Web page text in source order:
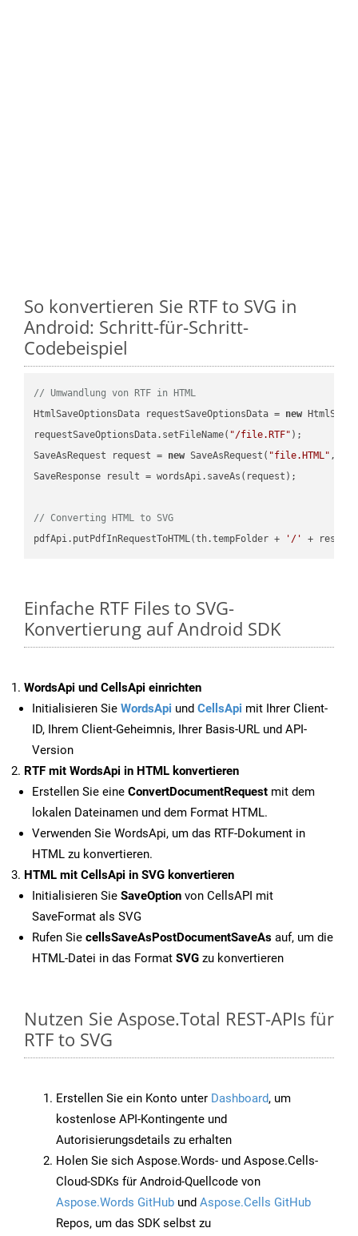
So konvertieren Sie RTF to SVG in
Android: Schritt-für-Schritt-
Codebeispiel
// Umwandlung von RTF in HTML
HtmlSaveOptionsData requestSaveOptionsData = new
requestSaveOptionsData.setFileName( "/file.RTF" );
SaveAsRequest request = new SaveAsRequest( "file.HTML"
SaveResponse result = wordsApi.saveAs(request);
// Converting HTML to SVG
pdfApi.putPdfInRequestToHTML(th.tempFolder +
'/' +
Einfache RTF Files to SVG-
Konvertierung auf Android SDK
WordsApi und CellsApi einrichten
Initialisieren Sie WordsApi und CellsApi mit Ihrer Client-
ID, Ihrem Client-Geheimnis, Ihrer Basis-URL und API-
Version
RTF mit WordsApi in HTML konvertieren
Erstellen Sie eine ConvertDocumentRequest mit dem
lokalen Dateinamen und dem Format HTML.
Verwenden Sie WordsApi, um das RTF-Dokument in
HTML zu konvertieren.
HTML mit CellsApi in SVG konvertieren
Initialisieren Sie SaveOption von CellsAPI mit
SaveFormat als SVG
Rufen Sie cellsSaveAsPostDocumentSaveAs auf, um die
HTML-Datei in das Format SVG zu konvertieren
Nutzen Sie Aspose.Total REST-APIs für
RTF to SVG
Erstellen Sie ein Konto unter Dashboard, um
kostenlose API-Kontingente und
Autorisierungsdetails zu erhalten
Holen Sie sich Aspose.Words- und Aspose.Cells-
Cloud-SDKs für Android-Quellcode von
Aspose.Words GitHub und Aspose.Cells GitHub
Repos, um das SDK selbst zu